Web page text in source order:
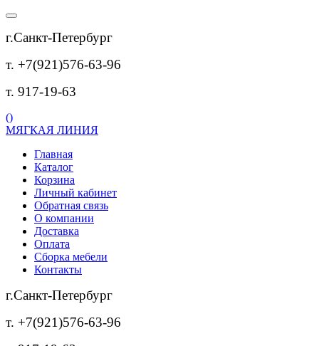
г.Санкт-Петербург
т. +7(921)576-63-96
т. 917-19-63
()
МЯГКАЯ ЛИНИЯ
Главная
Каталог
Корзина
Личный кабинет
Обратная связь
О компании
Доставка
Оплата
Сборка мебели
Контакты
г.Санкт-Петербург
т. +7(921)576-63-96